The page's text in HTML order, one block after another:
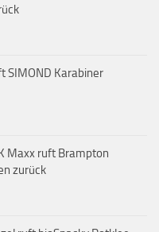
SIMOND Karabiner
Maxx ruft Brampton
zurück